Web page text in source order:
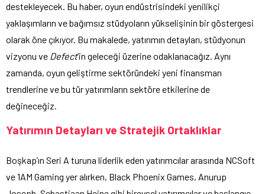
destekleyecek. Bu haber, oyun endüstrisindeki yenilikçi
yaklaşımların ve bağımsız stüdyoların yükselişinin bir göstergesi
olarak öne çıkıyor. Bu makalede, yatırımın detayları, stüdyonun
vizyonu ve Defect‘in geleceği üzerine odaklanacağız. Aynı
zamanda, oyun geliştirme sektöründeki yeni finansman
trendlerine ve bu tür yatırımların sektöre etkilerine de
değineceğiz.
Yatırımın Detayları ve Stratejik Ortaklıklar
Boşkap’ın Seri A turuna liderlik eden yatırımcılar arasında NCSoft
ve 1AM Gaming yer alırken, Black Phoenix Games, Anurup